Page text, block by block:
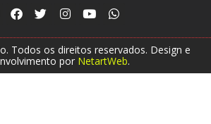
Todos os direitos reservados. Design e
por NetartWeb.